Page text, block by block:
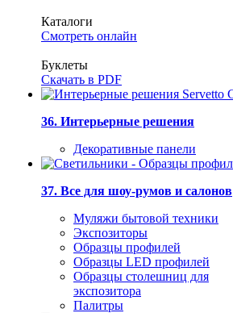
Каталоги
Смотреть онлайн
Буклеты
Скачать в PDF
36. Интерьерные решения
Декоративные панели
37. Все для шоу-румов и салонов
Муляжи бытовой техники
Экспозиторы
Образцы профилей
Образцы LED профилей
Образцы столешниц для
экспозитора
Палитры